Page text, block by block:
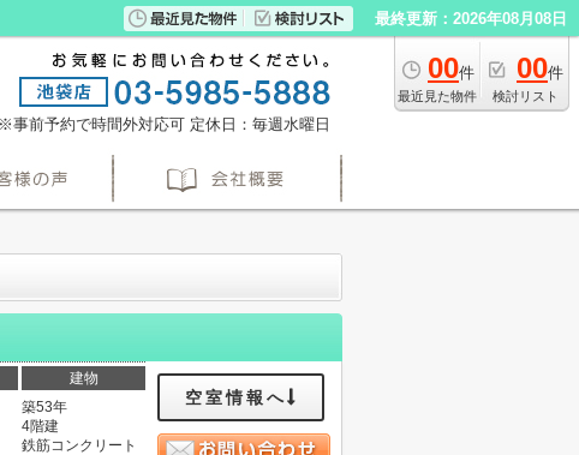
最終更新：2026年08月08日
00件
最近見た物件
00件
検討リスト
事前予約で時間外対応可 定休日：毎週水曜日
建物
築53年
4階建
鉄筋コンクリート
空室情報へ